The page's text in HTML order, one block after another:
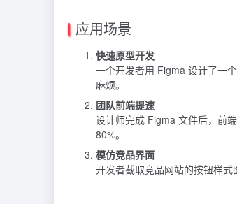
应用场景
快速原型开发
一个开发者用 Figma 设计了一
麻烦。
团队前端提速
设计师完成 Figma 文件后，前
80%。
模仿竞品界面
开发者截取竞品网站的按钮样式